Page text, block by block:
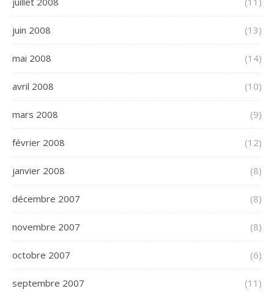
juin 2008 (13)
mai 2008 (14)
avril 2008 (10)
mars 2008 (9)
février 2008 (12)
janvier 2008 (8)
décembre 2007 (8)
novembre 2007 (8)
octobre 2007 (6)
septembre 2007 (11)